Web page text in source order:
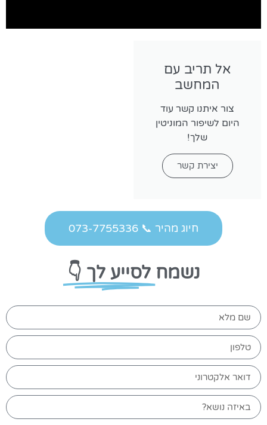
אל תריב עם
המחשב
צור איתנו קשר עוד
היום לשיפור המוניטין
שלך!
יצירת קשר
חיוג מהיר 📞 073-7755336
נשמחלסייע לך 👇